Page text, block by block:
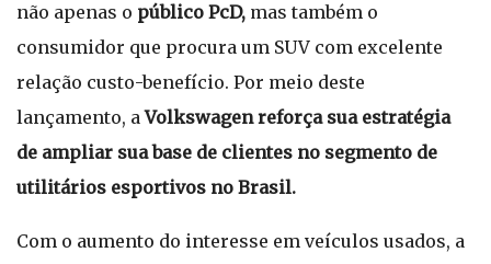
não apenas o público PcD, mas também o
consumidor que procura um SUV com excelente
relação custo-benefício. Por meio deste
lançamento, aVolkswagen reforça sua estratégia
de ampliar sua base de clientes no segmento de
utilitários esportivos no Brasil.
Com o aumento do interesse em veículos usados, a